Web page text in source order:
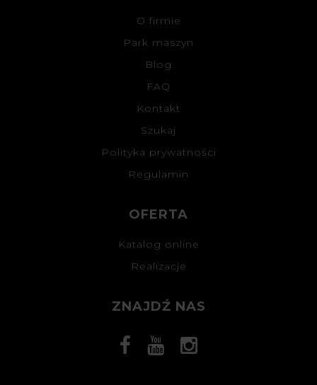
O firmie
Park maszyn
Blog
FAQ
Kontakt
Szukaj
Polityka prywatności
Regulamin
OFERTA
Katalog online
Realizacje
ZNAJDŹ NAS